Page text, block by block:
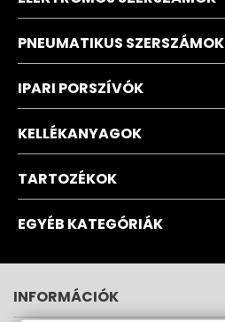
PNEUMATIKUS SZERSZÁMOK
IPARI PORSZÍVÓK
KELLÉKANYAGOK
TARTOZÉKOK
EGYÉB KATEGÓRIÁK
INFORMÁCIÓK